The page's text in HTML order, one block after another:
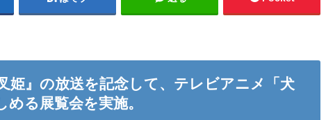
姫』の放送を記念して、テレビアニメ「犬
る展覧会を実施。